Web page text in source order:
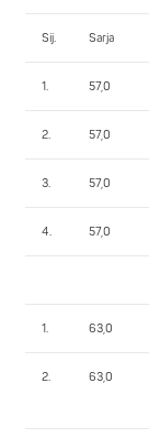
Sij. Sarja
1. 57,0
2. 57,0
3. 57,0
4. 57,0
1. 63,0
2. 63,0